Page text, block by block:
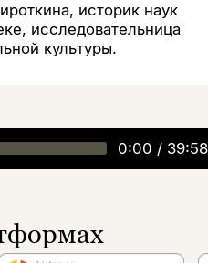
историк наук
исследовательница
культуры.
0:00 / 39:58